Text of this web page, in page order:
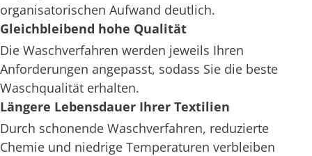
organisatorischen Aufwand deutlich.
Gleichbleibend hohe Qualität
Die Waschverfahren werden jeweils Ihren
Anforderungen angepasst, sodass Sie die beste
Waschqualität erhalten.
Längere Lebensdauer Ihrer Textilien
Durch schonende Waschverfahren, reduzierte
Chemie und niedrige Temperaturen verbleiben